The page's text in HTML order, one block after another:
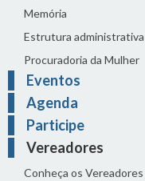
Memória
Estrutura administrativa
Procuradoria da Mulher
Eventos
Agenda
Participe
Vereadores
Conheça os Vereadores